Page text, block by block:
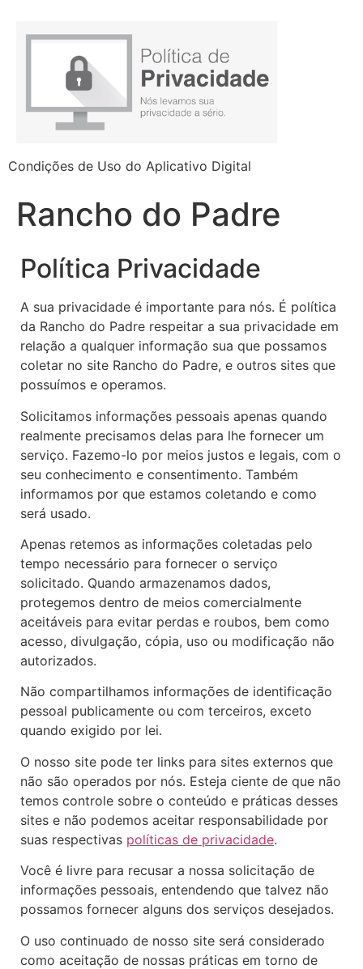
Condições de Uso do Aplicativo Digital
Rancho do Padre
Política Privacidade
A sua privacidade é importante para nós. É política
da Rancho do Padre respeitar a sua privacidade em
relação a qualquer informação sua que possamos
coletar no site Rancho do Padre, e outros sites que
possuímos e operamos.
Solicitamos informações pessoais apenas quando
realmente precisamos delas para lhe fornecer um
serviço. Fazemo-lo por meios justos e legais, com o
seu conhecimento e consentimento. Também
informamos por que estamos coletando e como
será usado.
Apenas retemos as informações coletadas pelo
tempo necessário para fornecer o serviço
solicitado. Quando armazenamos dados,
protegemos dentro de meios comercialmente
aceitáveis ​​para evitar perdas e roubos, bem como
acesso, divulgação, cópia, uso ou modificação não
autorizados.
Não compartilhamos informações de identificação
pessoal publicamente ou com terceiros, exceto
quando exigido por lei.
O nosso site pode ter links para sites externos que
não são operados por nós. Esteja ciente de que não
temos controle sobre o conteúdo e práticas desses
sites e não podemos aceitar responsabilidade por
suas respectivas políticas de privacidade.
Você é livre para recusar a nossa solicitação de
informações pessoais, entendendo que talvez não
possamos fornecer alguns dos serviços desejados.
O uso continuado de nosso site será considerado
como aceitação de nossas práticas em torno de